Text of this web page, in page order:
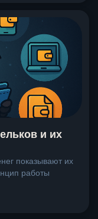
и их
показывают их
работы